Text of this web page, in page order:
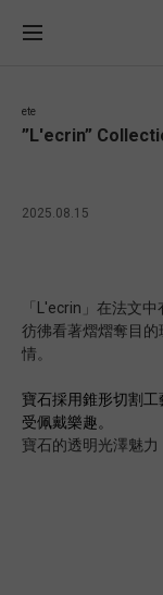
ete
”L'ecrin”
2025.08.15
「L'ecrin」在法文
彷彿看著熠熠奪目
情。
寶石採用錐形切割工
受佩戴樂趣。
寶石的透明光澤魅力